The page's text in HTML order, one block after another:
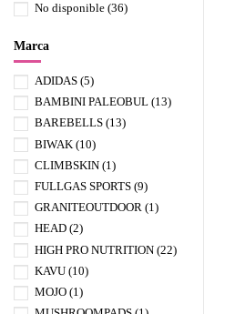
No disponible (36)
Marca
ADIDAS (5)
BAMBINI PALEOBUL (13)
BAREBELLS (13)
BIWAK (10)
CLIMBSKIN (1)
FULLGAS SPORTS (9)
GRANITEOUTDOOR (1)
HEAD (2)
HIGH PRO NUTRITION (22)
KAVU (10)
MOJO (1)